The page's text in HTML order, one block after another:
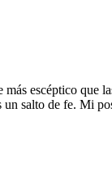
escéptico que
salto de fe. Mi